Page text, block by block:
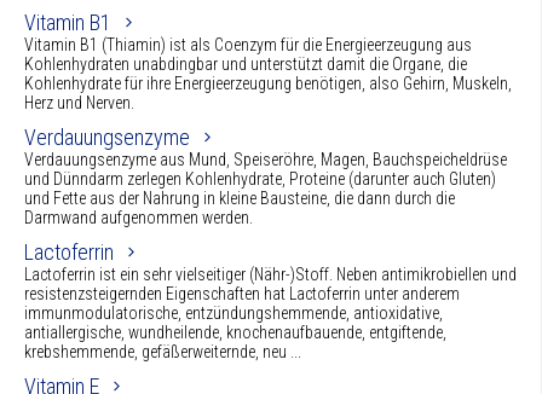
Vitamin B1
Vitamin B1 (Thiamin) ist als Coenzym für die Energieerzeugung aus
Kohlenhydraten unabdingbar und unterstützt damit die Organe, die
Kohlenhydrate für ihre Energieerzeugung benötigen, also Gehirn, Muskeln,
Herz und Nerven.
Verdauungsenzyme
Verdauungsenzyme aus Mund, Speiseröhre, Magen, Bauchspeicheldrüse
und Dünndarm zerlegen Kohlenhydrate, Proteine (darunter auch Gluten)
und Fette aus der Nahrung in kleine Bausteine, die dann durch die
Darmwand aufgenommen werden.
Lactoferrin
Lactoferrin ist ein sehr vielseitiger (Nähr-)Stoff. Neben antimikrobiellen und
resistenzsteigernden Eigenschaften hat Lactoferrin unter anderem
immunmodulatorische, entzündungshemmende, antioxidative,
antiallergische, wundheilende, knochenaufbauende, entgiftende,
krebshemmende, gefäßerweiternde, neu ...
Vitamin E